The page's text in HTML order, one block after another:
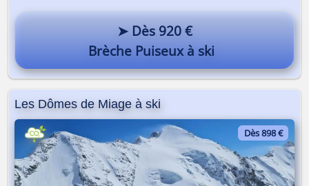
➤ Dès 920 €
Brèche Puiseux à ski
Les Dômes de Miage à ski
Dès 898 €